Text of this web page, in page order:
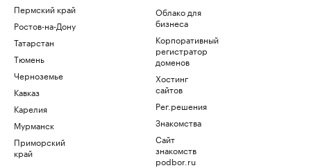
Пермский край
Ростов-на-Дону
Татарстан
Тюмень
Черноземье
Кавказ
Карелия
Мурманск
Приморский
край
Облако для
бизнеса
Корпоративный
регистратор
доменов
Хостинг
сайтов
Рег.решения
Знакомства
Сайт
знакомств
podbor.ru